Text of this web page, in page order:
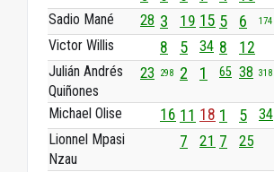
Sadio Mané 28 3 19 15 5 6 174
Victor Willis 8 5 34 8 12
Julián Andrés
Quiñones
23 298 2 1 65 38 318
Michael Olise 16 11 18 1 5 34
Lionnel Mpasi
Nzau
7 21 7 25